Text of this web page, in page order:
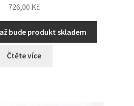
726,00 Kč
bude produkt skladem
Čtěte více